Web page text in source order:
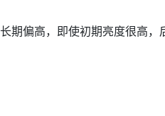
期偏高，即使初期亮度很高，